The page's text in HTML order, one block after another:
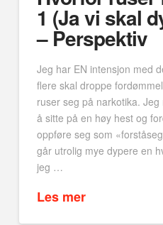
1 (Ja vi skal
– Perspektiv
Jeg har EN intensjon med
flere skal droppe
ruser seg på narkotika.
å sitte på en høy hest og
oppføre seg som
går utrolig mye dypere en
jeg …
Les mer